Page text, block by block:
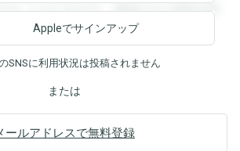
ることができます。登録すると回答を閲
す。
Appleでサインアップ
SNSに利用状況は投稿されません
または
ールアドレスで無料登録